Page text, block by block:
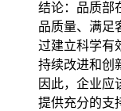
结论：品质部
品质量、满足
过建立科学有
持续改进和创
因此，企业应
提供充分的支